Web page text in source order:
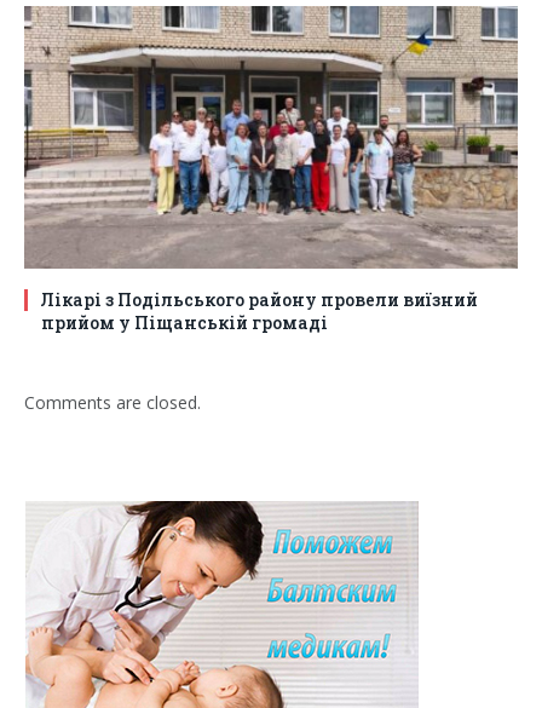
Лікарі з Подільського району провели виїзний
прийом у Піщанській громаді
Comments are closed.